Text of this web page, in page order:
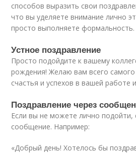
способов выразить свои
что вы уделяете внимание лично
просто выполняете формальность.
Устное поздравление
Просто подойдите к вашему
рождения! Желаю вам всего
счастья и успехов в вашей работе
Поздравление через
Если вы не можете лично подойти,
сообщение. Например:
«Добрый день! Хотелось бы